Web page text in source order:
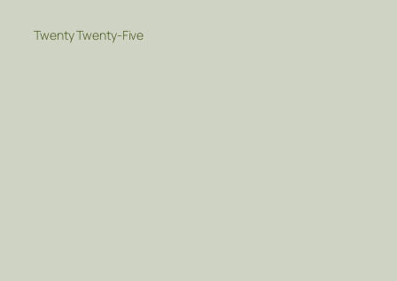
Twenty Twenty-Five